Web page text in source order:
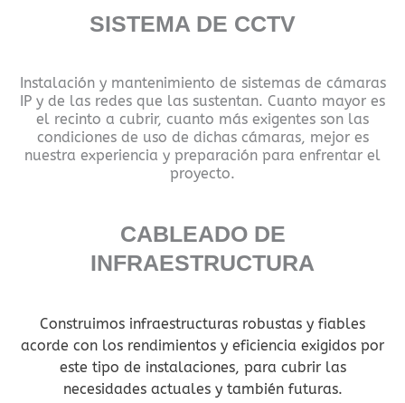
SISTEMA DE CCTV
Instalación y mantenimiento de sistemas de cámaras
IP y de las redes que las sustentan. Cuanto mayor es
el recinto a cubrir, cuanto más exigentes son las
condiciones de uso de dichas cámaras, mejor es
nuestra experiencia y preparación para enfrentar el
proyecto.
CABLEADO DE
INFRAESTRUCTURA
Construimos infraestructuras robustas y fiables
acorde con los rendimientos y eficiencia exigidos por
este tipo de instalaciones, para cubrir las
necesidades actuales y también futuras.